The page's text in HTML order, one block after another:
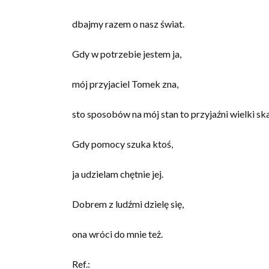
dbajmy razem o nasz świat.
Gdy w potrzebie jestem ja,
mój przyjaciel Tomek zna,
sto sposobów na mój stan to przyjaźni wielki
Gdy pomocy szuka ktoś,
ja udzielam chętnie jej.
Dobrem z ludźmi dzielę się,
ona wróci do mnie też.
Ref.: